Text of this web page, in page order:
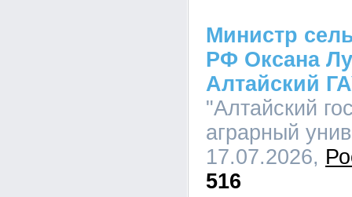
Министр
РФ Оксана
Алтайский
"Алтайский
аграрный
17.07.2026,
516